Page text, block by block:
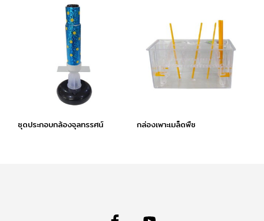
ชุดประกอบกล้องจุลทรรศน์ กล่องเพาะเมล็ดพืช